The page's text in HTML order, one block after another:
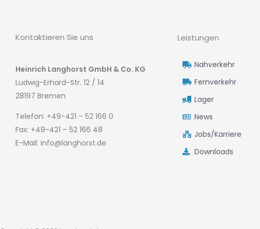
Kontaktieren Sie uns
Heinrich Langhorst GmbH & Co. KG
Ludwig-Erhard-Str. 12 / 14
28197 Bremen
Telefon: +49-421 – 52 166 0
Fax: +49-421 – 52 166 48
E-Mail: info@langhorst.de
Leistungen
Nahverkehr
Fernverkehr
Lager
News
Jobs/Karriere
Downloads